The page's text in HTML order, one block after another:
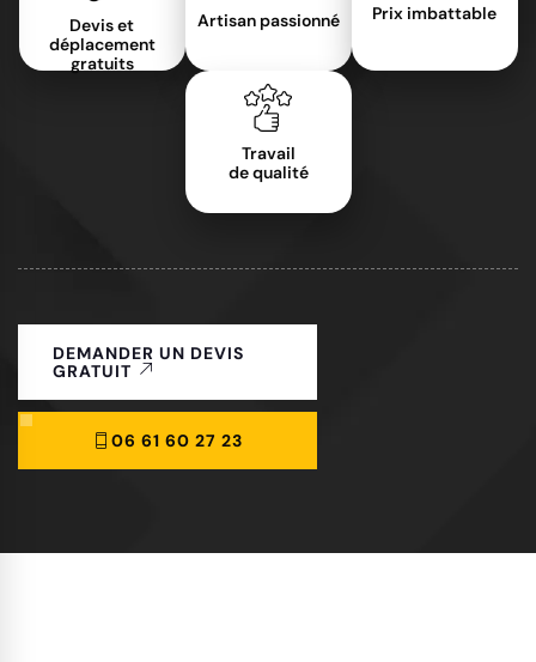
Devis et
déplacement
gratuits
Artisan passionné Prix imbattable
Travail
de qualité
DEMANDER UN DEVIS
GRATUIT
06 61 60 27 23